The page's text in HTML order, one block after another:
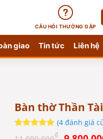
CÂU HỎI THƯỜNG GẶP
giao Tin tức Liên hệ
Bàn thờ Thần
(4đánh giá
₫